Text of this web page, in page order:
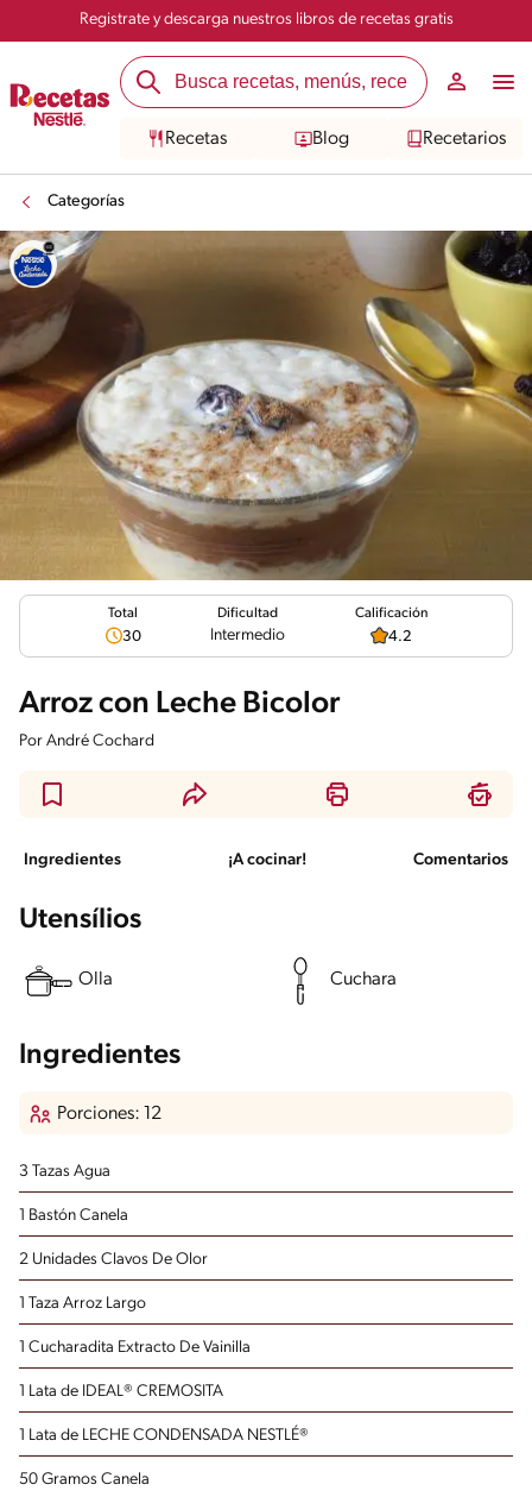
Registrate y descarga nuestros libros de recetas gratis
Recetas Blog Recetarios
Categorías
Total
30
Dificultad
Intermedio
Calificación
4.2
Arroz con Leche Bicolor
Por André Cochard
Ingredientes ¡A cocinar! Comentarios
Utensílios
Olla Cuchara
Ingredientes
Porciones: 12
3 Tazas Agua
1 Bastón Canela
2 Unidades Clavos De Olor
1 Taza Arroz Largo
1 Cucharadita Extracto De Vainilla
1 Lata de IDEAL® CREMOSITA
1 Lata de LECHE CONDENSADA NESTLÉ®
50 Gramos Canela